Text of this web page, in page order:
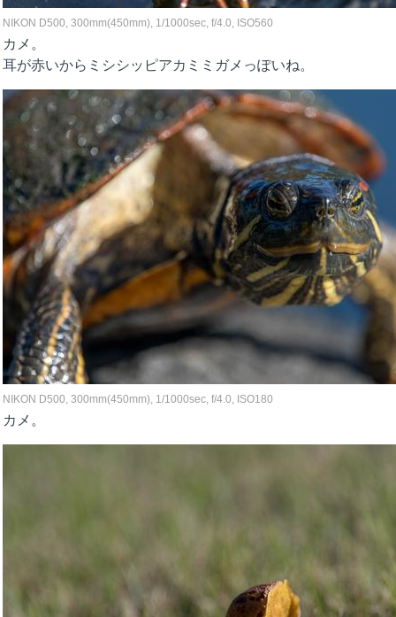
NIKON D500, 300mm(450mm), 1/1000sec, f/4.0, ISO560
カメ。
耳が赤いからミシシッピアカミミガメっぽいね。
NIKON D500, 300mm(450mm), 1/1000sec, f/4.0, ISO180
カメ。